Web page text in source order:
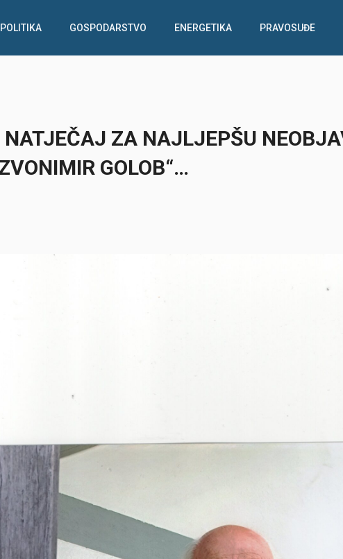
POLITIKA GOSPODARSTVO ENERGETIKA PRAVOSUĐE
NATJEČAJ ZA NAJLJEPŠU
GOLOB“…